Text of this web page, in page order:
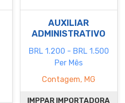
AUXILIAR
ADMINISTRATIVO
BRL 1.200 - BRL 1.500
Per Mês
Contagem, MG
IMPPAR IMPORTADORA